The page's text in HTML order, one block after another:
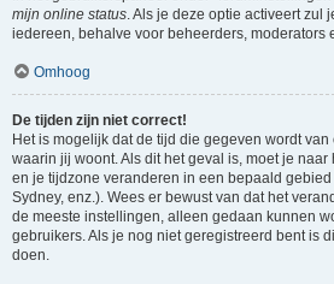
mijn online status. Als je deze optie activeert zul
iedereen, behalve voor beheerders, moderators
Omhoog
De tijden zijn niet correct!
Het is mogelijk dat de tijd die gegeven wordt
waarin jij woont. Als dit het geval is, moet je
en je tijdzone veranderen in een bepaald gebied
Sydney, enz.). Wees er bewust van dat het
de meeste instellingen, alleen gedaan kunnen
gebruikers. Als je nog niet geregistreerd bent is
doen.